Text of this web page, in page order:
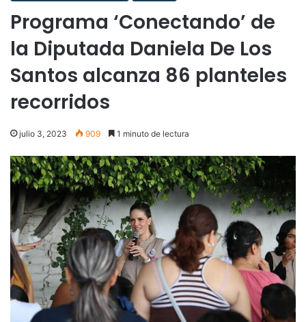
Programa ‘Conectando’ de
la Diputada Daniela De Los
Santos alcanza 86 planteles
recorridos
julio 3, 2023 909 1 minuto de lectura